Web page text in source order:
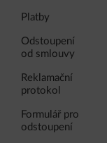
Platby
Odstoupení
od smlouvy
Reklamační
protokol
Formulář pro
odstoupení